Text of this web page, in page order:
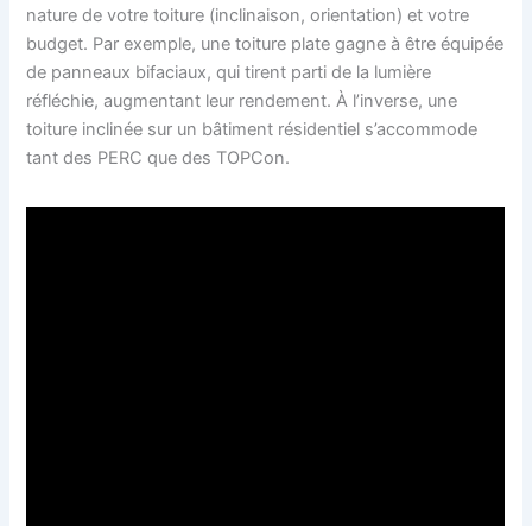
nature de votre toiture (inclinaison, orientation) et votre
budget. Par exemple, une toiture plate gagne à être équipée
de panneaux bifaciaux, qui tirent parti de la lumière
réfléchie, augmentant leur rendement. À l’inverse, une
toiture inclinée sur un bâtiment résidentiel s’accommode
tant des PERC que des TOPCon.